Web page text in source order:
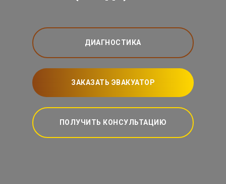
ДИАГНОСТИКА
ЗАКАЗАТЬ ЭВАКУАТОР
ПОЛУЧИТЬ КОНСУЛЬТАЦИЮ